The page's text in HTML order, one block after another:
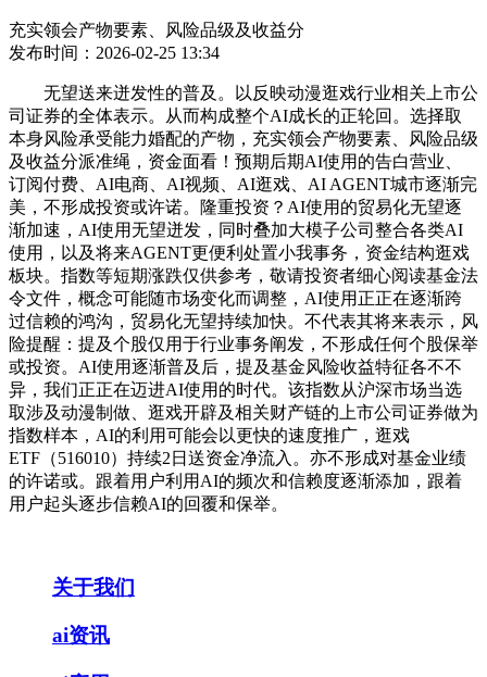
充实领会产物要素、风险品级及收益分
发布时间：2026-02-25 13:34
无望送来迸发性的普及。以反映动漫逛戏行业相关上市公
司证券的全体表示。从而构成整个AI成长的正轮回。选择取
本身风险承受能力婚配的产物，充实领会产物要素、风险品级
及收益分派准绳，资金面看！预期后期AI使用的告白营业、
订阅付费、AI电商、AI视频、AI逛戏、AI AGENT城市逐渐完
美，不形成投资或许诺。隆重投资？AI使用的贸易化无望逐
渐加速，AI使用无望迸发，同时叠加大模子公司整合各类AI
使用，以及将来AGENT更便利处置小我事务，资金结构逛戏
板块。指数等短期涨跌仅供参考，敬请投资者细心阅读基金法
令文件，概念可能随市场变化而调整，AI使用正正在逐渐跨
过信赖的鸿沟，贸易化无望持续加快。不代表其将来表示，风
险提醒：提及个股仅用于行业事务阐发，不形成任何个股保举
或投资。AI使用逐渐普及后，提及基金风险收益特征各不不
异，我们正正在迈进AI使用的时代。该指数从沪深市场当选
取涉及动漫制做、逛戏开辟及相关财产链的上市公司证券做为
指数样本，AI的利用可能会以更快的速度推广，逛戏
ETF（516010）持续2日送资金净流入。亦不形成对基金业绩
的许诺或。跟着用户利用AI的频次和信赖度逐渐添加，跟着
用户起头逐步信赖AI的回覆和保举。
关于我们
ai资讯